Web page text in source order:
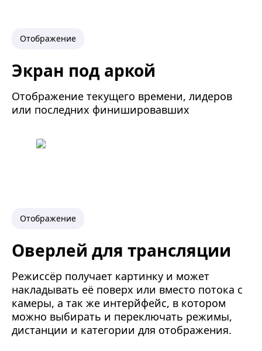
Отображение
Экран под аркой
Отображение текущего времени, лидеров
или последних финишировавших
Отображение
Оверлей для трансляции
Режиссёр получает картинку и может
накладывать её поверх или вместо потока с
камеры, а так же интерйфейс, в котором
можно выбирать и переключать режимы,
дистанции и категории для отображения.